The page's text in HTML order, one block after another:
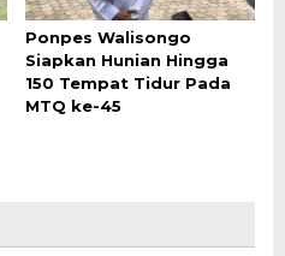
Ponpes Walisongo
Siapkan Hunian Hingga
150 Tempat Tidur Pada
MTQ ke-45